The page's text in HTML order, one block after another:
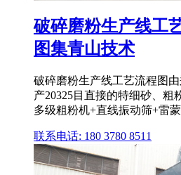
破碎磨粉生产线工
图集青山技术
破碎磨粉生产线工艺流程图
产20325目直接的特细砂、粗
多级粗粉机+直线振动筛+雷蒙
联系电话: 180 3780 8511